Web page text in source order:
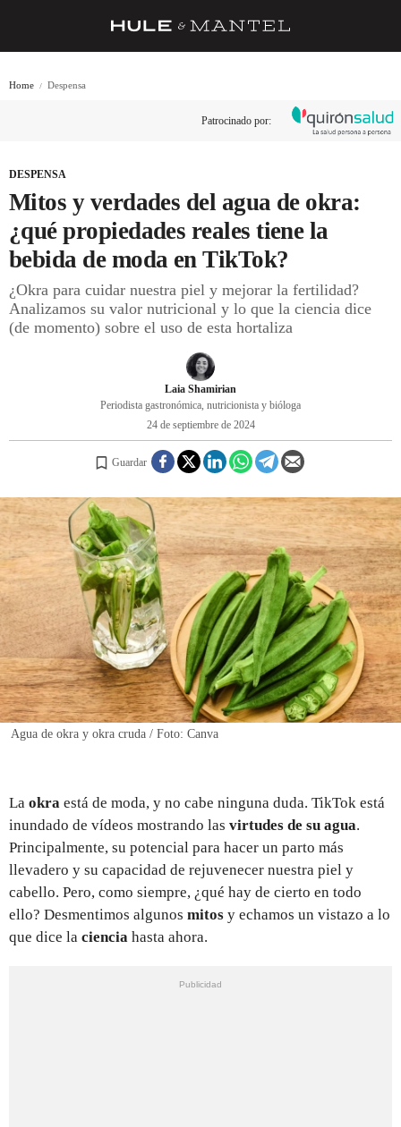
BARRAS Y ESTRELLAS
DÓNDE COMER
ÍDOLOS DE MESAS
TRADICIÓN
REGISTRO
Home Despensa
Patrocinado por:
DESPENSA
Mitos y verdades del agua de okra:
¿qué propiedades reales tiene la
bebida de moda en TikTok?
¿Okra para cuidar nuestra piel y mejorar la fertilidad?
Analizamos su valor nutricional y lo que la ciencia dice
(de momento) sobre el uso de esta hortaliza
Laia Shamirian
Periodista gastronómica, nutricionista y bióloga
24 de septiembre de 2024
Guardar
Agua de okra y okra cruda / Foto: Canva
La okra está de moda, y no cabe ninguna duda. TikTok está
inundado de vídeos mostrando las virtudes de su agua.
Principalmente, su potencial para hacer un parto más
llevadero y su capacidad de rejuvenecer nuestra piel y
cabello. Pero, como siempre, ¿qué hay de cierto en todo
ello? Desmentimos algunos mitos y echamos un vistazo a lo
que dice la ciencia hasta ahora.